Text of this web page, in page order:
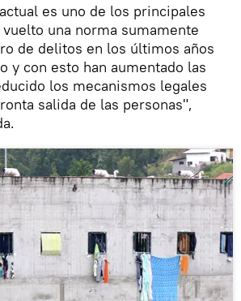
es uno de los principales
una norma sumamente
de delitos en los últimos años
y con esto han aumentado las
los mecanismos legales
salida de las personas",